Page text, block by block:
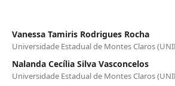
Vanessa Tamiris Rodrigues Rocha
Universidade Estadual de Montes Claros
Nalanda Cecília Silva Vasconcelos
Universidade Estadual de Montes Claros